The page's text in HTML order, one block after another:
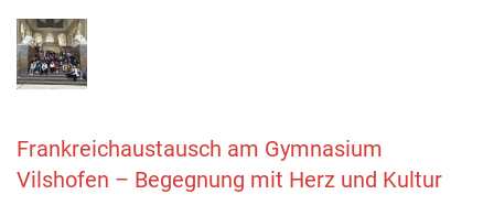
Frankreichaustausch am Gymnasium
Vilshofen – Begegnung mit Herz und Kultur